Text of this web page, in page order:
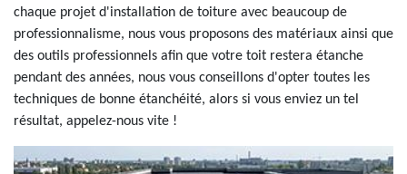
chaque projet d'installation de toiture avec beaucoup de
professionnalisme, nous vous proposons des matériaux ainsi que
des outils professionnels afin que votre toit restera étanche
pendant des années, nous vous conseillons d'opter toutes les
techniques de bonne étanchéité, alors si vous enviez un tel
résultat, appelez-nous vite !